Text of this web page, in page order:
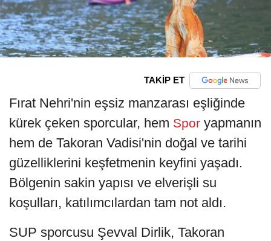
TAKİP ET
Fırat Nehri'nin eşsiz manzarası eşliğinde
kürek çeken sporcular, hem Spor yapmanın
hem de Takoran Vadisi'nin doğal ve tarihi
güzelliklerini keşfetmenin keyfini yaşadı.
Bölgenin sakin yapısı ve elverişli su
koşulları, katılımcılardan tam not aldı.
SUP sporcusu Şevval Dirlik, Takoran